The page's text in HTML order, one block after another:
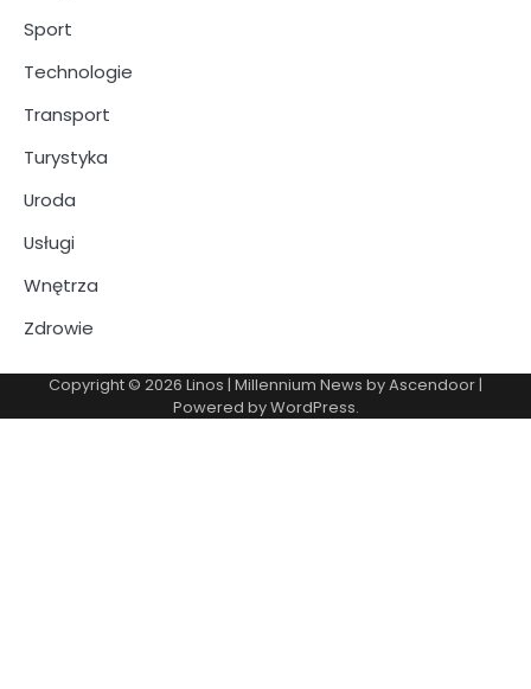
Sport
Technologie
Transport
Turystyka
Uroda
Usługi
Wnętrza
Zdrowie
Copyright © 2026 Linos | Millennium News byAscendoor|
Powered byWordPress.